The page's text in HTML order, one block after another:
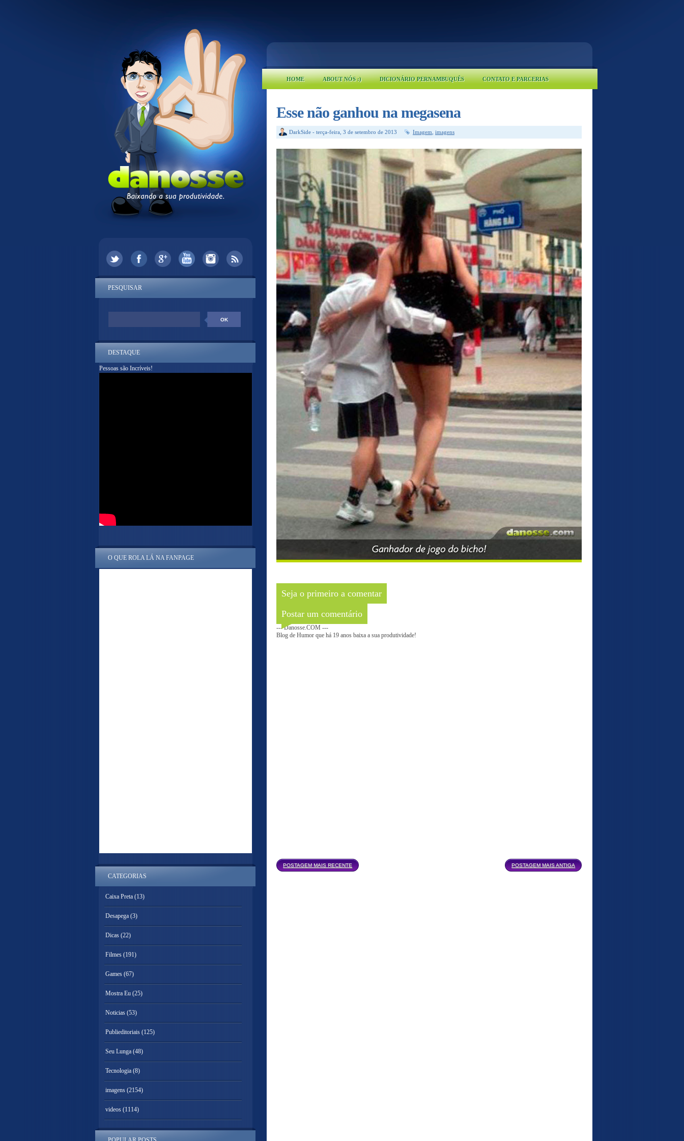
HOME ABOUT NÓS :) DICIONÁRIO PERNAMBUQUÊS CONTATO E PARCERIAS
Esse não ganhou na megasena
DarkSide - terça-feira, 3 de setembro de 2013 Imagem imagens
Seja o primeiro a comentar
Postar um comentário
--- Danosse.COM ---
Blog de Humor que há 19 anos baixa a sua produtividade!
POSTAGEM MAIS RECENTE POSTAGEM MAIS ANTIGA
PESQUISAR
DESTAQUE
Pessoas são Incríveis!
O QUE ROLA LÁ NA FANPAGE
CATEGORIAS
Caixa Preta (13)
Desapega (3)
Dicas (22)
Filmes (191)
Games (67)
Mostra Eu (25)
Noticias (53)
Publieditoriais (125)
Seu Lunga (48)
Tecnologia (8)
imagens (2154)
videos (1114)